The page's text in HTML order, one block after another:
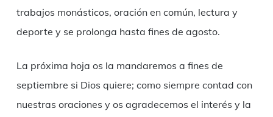
trabajos monásticos, oración en común, lectura y
deporte y se prolonga hasta fines de agosto.
La próxima hoja os la mandaremos a fines de
septiembre si Dios quiere; como siempre contad con
nuestras oraciones y os agradecemos el interés y la